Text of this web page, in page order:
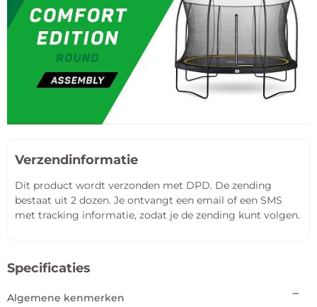
Verzendinformatie
Dit product wordt verzonden met DPD. De zending
bestaat uit 2 dozen. Je ontvangt een email of een SMS
met tracking informatie, zodat je de zending kunt volgen.
Specificaties
Algemene kenmerken